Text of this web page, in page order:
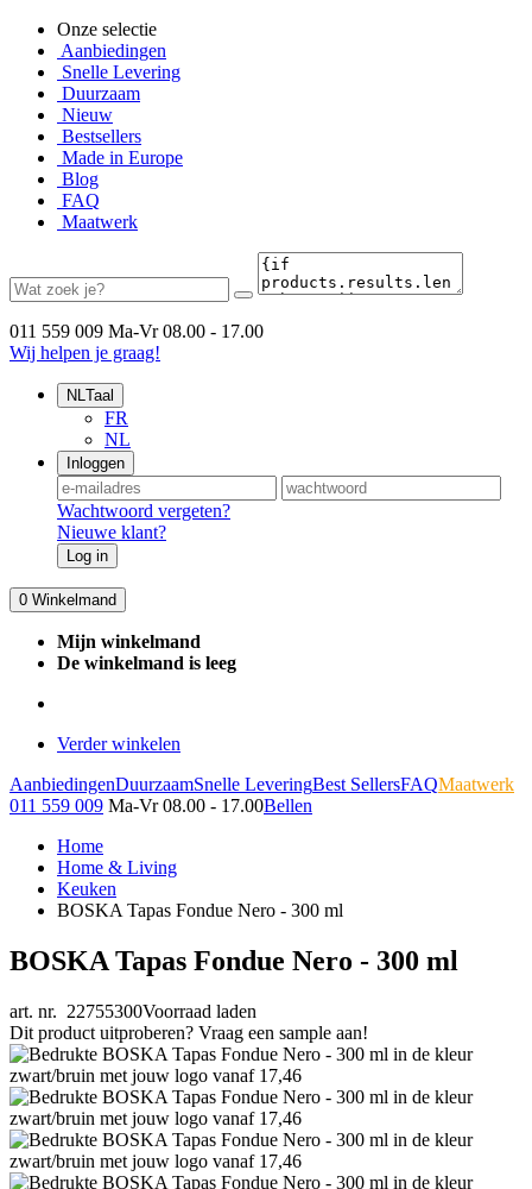
Onze selectie
Aanbiedingen
Snelle Levering
Duurzaam
Nieuw
Bestsellers
Made in Europe
Blog
FAQ
Maatwerk
011 559 009 Ma-Vr 08.00 - 17.00
Wij helpen je graag!
NLTaal
FR
NL
Inloggen
Wachtwoord vergeten?
Nieuwe klant?
Log in
0 Winkelmand
Mijn winkelmand
De winkelmand is leeg
Verder winkelen
AanbiedingenDuurzaamSnelle LeveringBest SellersFAQMaatwerk
011 559 009 Ma-Vr 08.00 - 17.00Bellen
Home
Home & Living
Keuken
BOSKA Tapas Fondue Nero - 300 ml
BOSKA Tapas Fondue Nero - 300 ml
art. nr. 22755300Voorraad laden
Dit product uitproberen? Vraag een sample aan!